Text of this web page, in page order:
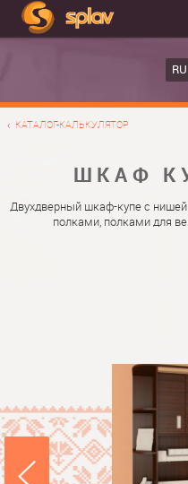
RU
КАТАЛОГ-КАЛЬКУЛЯТОР
ШКАФ
Двухдверный шкаф-купе с
полками, полками для
ВСТРОЕННЫЕ
НАСТЕННАЯ
ФОТО ШКАФОВ КУПЕ
МАТЕРИАЛЫ
ФУРНИТУРА
О НАС